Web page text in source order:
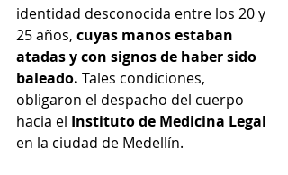
identidad desconocida entre los 20 y
25 años, cuyas manos estaban
atadas y con signos de haber sido
baleado. Tales condiciones,
obligaron el despacho del cuerpo
hacia el Instituto de Medicina Legal
en la ciudad de Medellín.